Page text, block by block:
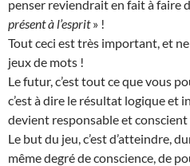
penser reviendrait en fait à faire
présent à l’esprit» !
Tout ceci est très important, et
jeux de mots !
Le futur, c’est tout ce que vous
c’est à dire le résultat logique et
devient responsable et
Le but du jeu, c’est d’atteindre,
même degré de conscience, de